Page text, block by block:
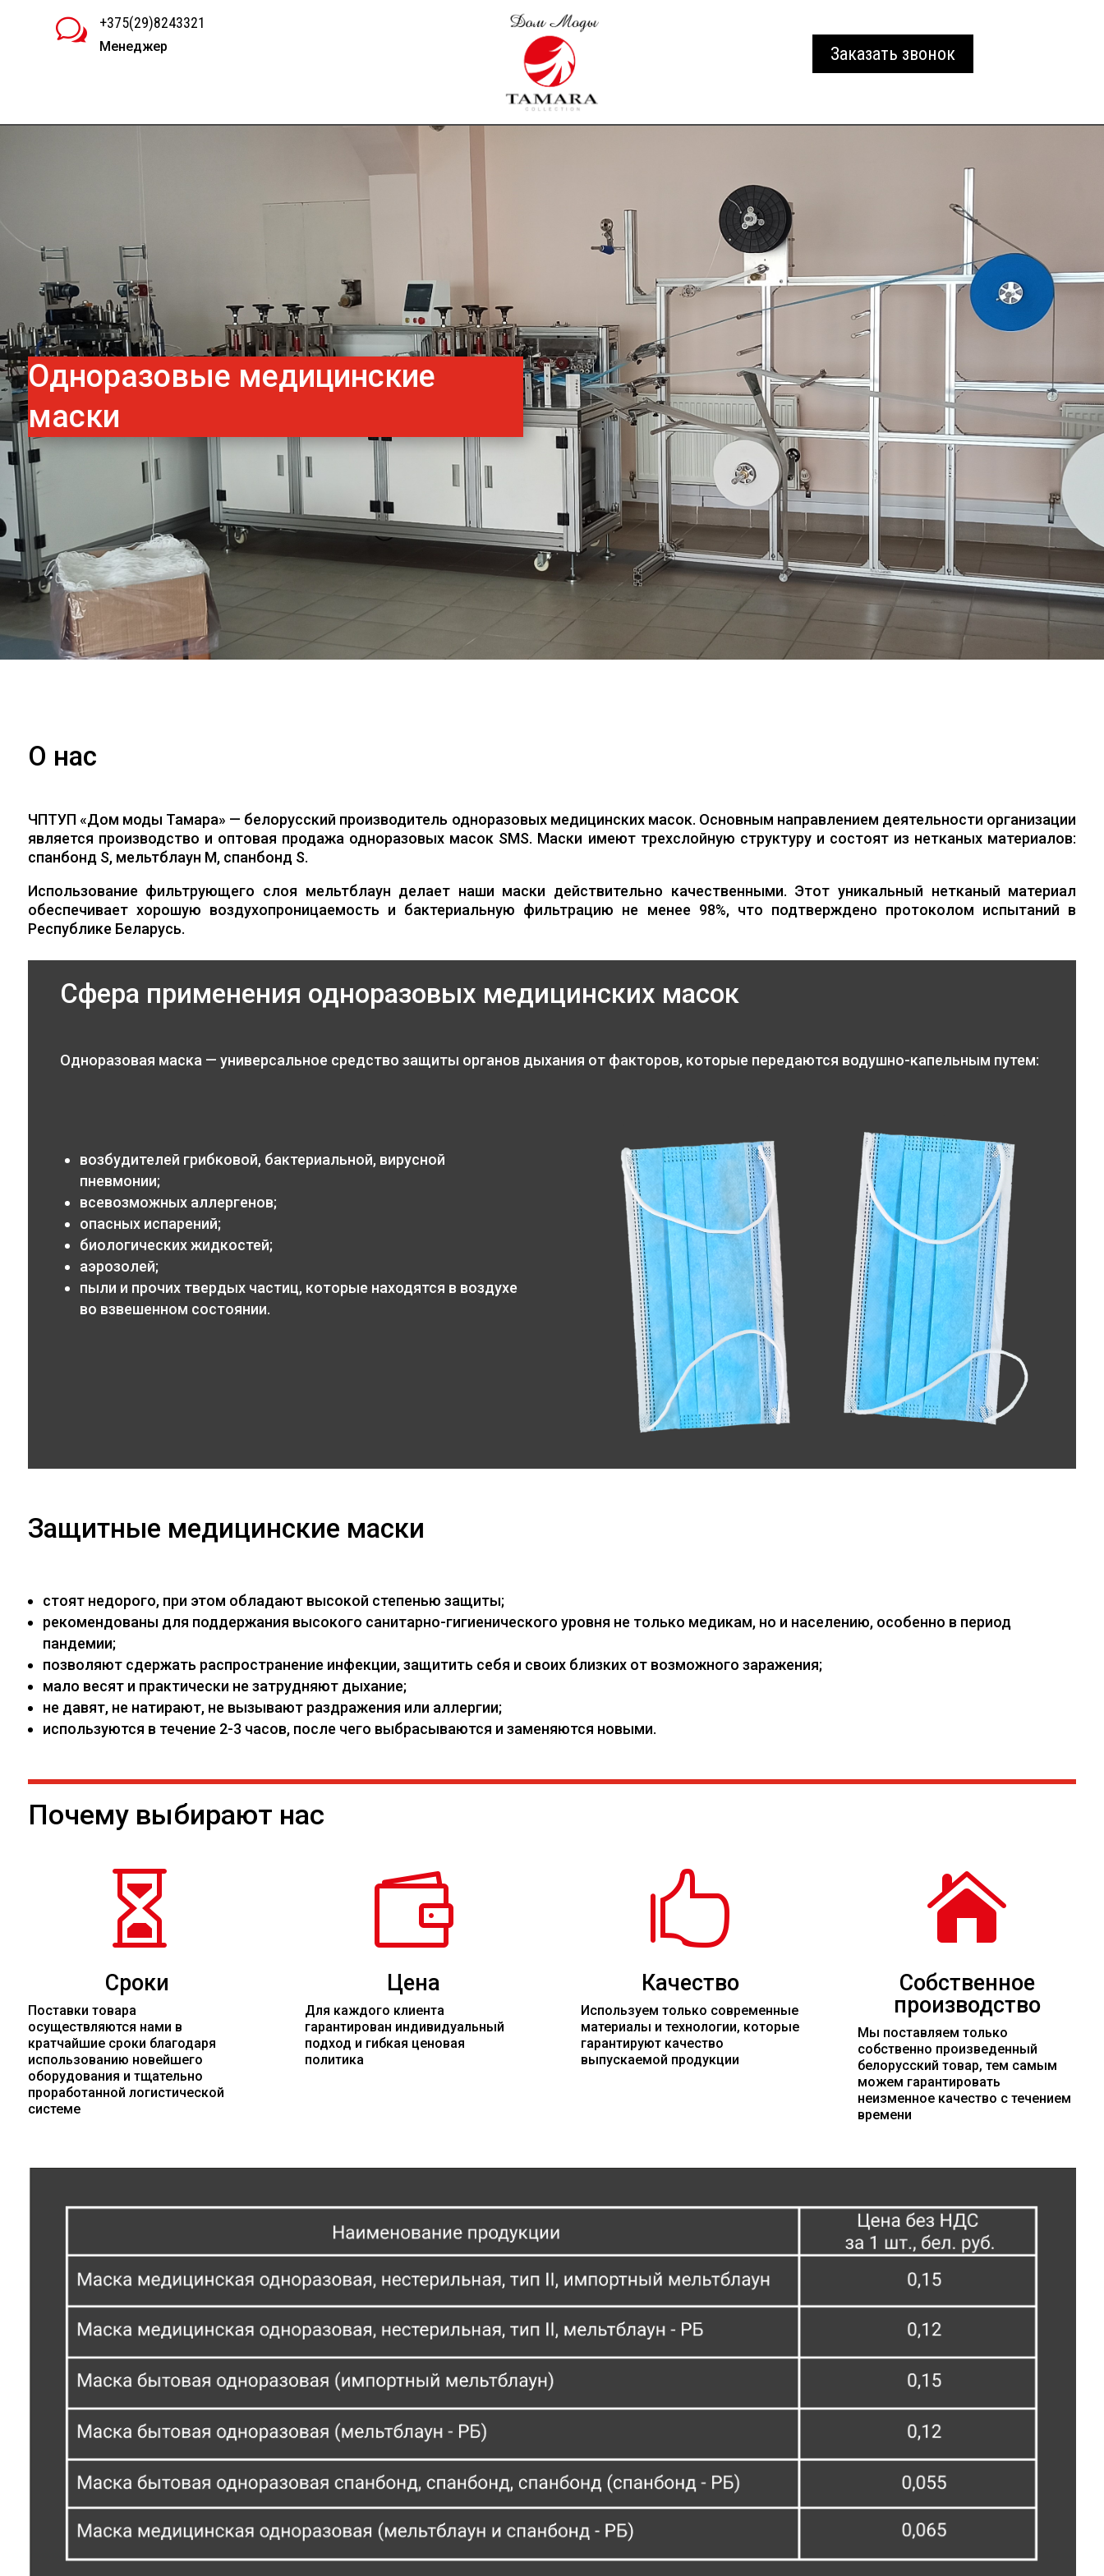
w +375(29)8243321
Менеджер Заказать звонок
Одноразовые медицинские
маски
О нас
ЧПТУП «Дом моды Тамара» — белорусский производитель одноразовых медицинских масок. Основным направлением деятельности организации
является производство и оптовая продажа одноразовых масок SMS. Маски имеют трехслойную структуру и состоят из нетканых материалов:
спанбонд S, мельтблаун M, спанбонд S.
Использование фильтрующего слоя мельтблаун делает наши маски действительно качественными. Этот уникальный нетканый материал
обеспечивает хорошую воздухопроницаемость и бактериальную фильтрацию не менее 98%, что подтверждено протоколом испытаний в
Республике Беларусь.
Сфера применения одноразовых медицинских масок
Одноразовая маска — универсальное средство защиты органов дыхания от факторов, которые передаются водушно-капельным путем:
возбудителей грибковой, бактериальной, вирусной
пневмонии;
всевозможных аллергенов;
опасных испарений;
биологических жидкостей;
аэрозолей;
пыли и прочих твердых частиц, которые находятся в воздухе
во взвешенном состоянии.
Защитные медицинские маски
стоят недорого, при этом обладают высокой степенью защиты;
рекомендованы для поддержания высокого санитарно-гигиенического уровня не только медикам, но и населению, особенно в период
пандемии;
позволяют сдержать распространение инфекции, защитить себя и своих близких от возможного заражения;
мало весят и практически не затрудняют дыхание;
не давят, не натирают, не вызывают раздражения или аллергии;
используются в течение 2-3 часов, после чего выбрасываются и заменяются новыми.
Почему выбирают нас

Сроки
Поставки товара
осуществляются нами в
кратчайшие сроки благодаря
использованию новейшего
оборудования и тщательно
проработанной логистической
системе

Цена
Для каждого клиента
гарантирован индивидуальный
подход и гибкая ценовая
политика

Качество
Используем только современные
материалы и технологии, которые
гарантируют качество
выпускаемой продукции

Собственное
производство
Мы поставляем только
собственно произведенный
белорусский товар, тем самым
можем гарантировать
неизменное качество с течением
времени